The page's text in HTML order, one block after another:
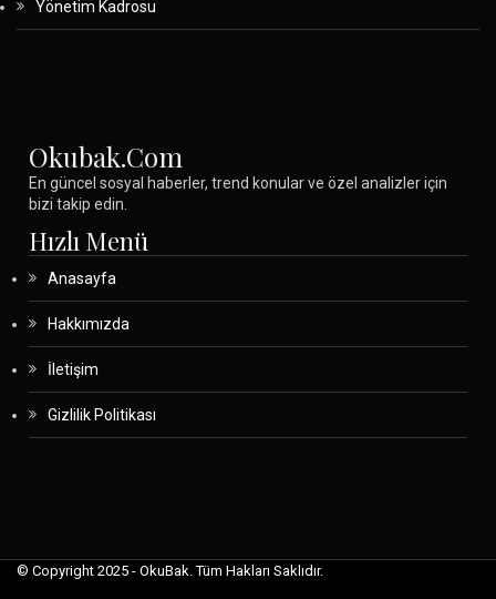
Yönetim Kadrosu
Okubak.com
En güncel sosyal haberler, trend konular ve özel analizler için
bizi takip edin.
Hızlı Menü
Anasayfa
Hakkımızda
İletişim
Gizlilik Politikası
© Copyright 2025 - OkuBak. Tüm Hakları Saklıdır.